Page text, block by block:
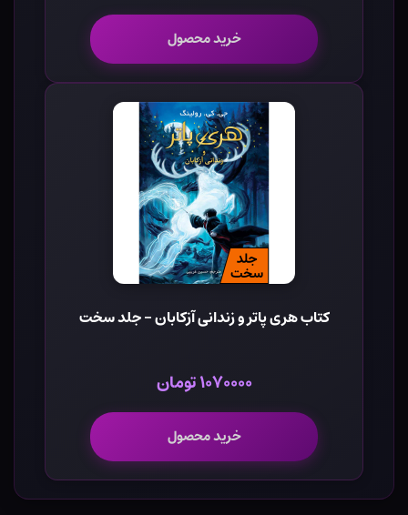
خرید محصول
کتاب هری پاتر و زندانی آزکابان - جلد سخت
۱۰۷۰۰۰۰ تومان
خرید محصول